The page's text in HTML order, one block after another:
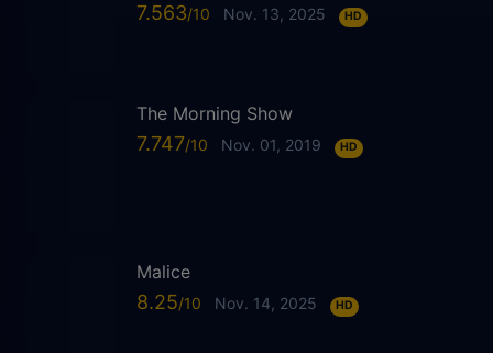
7.563 Nov. 13, 2025 HD
The Morning Show
7.747 Nov. 01, 2019 HD
Malice
8.25 Nov. 14, 2025 HD